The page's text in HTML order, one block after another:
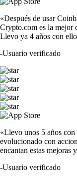
«Después de usar
Crypto.com es la mejor
Llevo ya 4 años con
-Usuario verificado
«Llevo unos 5 años
evolucionado con
encantan estas mejoras
-Usuario verificado